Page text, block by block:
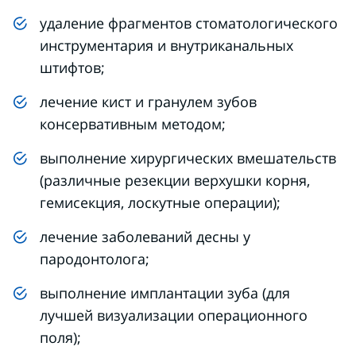
удаление фрагментов стоматологического
инструментария и внутриканальных
штифтов;
лечение кист и гранулем зубов
консервативным методом;
выполнение хирургических вмешательств
(различные резекции верхушки корня,
гемисекция, лоскутные операции);
лечение заболеваний десны у
пародонтолога;
выполнение имплантации зуба (для
лучшей визуализации операционного
поля);